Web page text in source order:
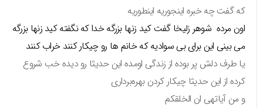
که گفت چه خبره اینجوریه اینطوریه
اون مرده شوهر زلیخا گفت کید زنها بزرگه خدا که نگفته کید زنها بزرگه
می بینی این برای بی سوادیه که خانم ها رو چیکار کنند خراب کنند
یا طرف دلش پر بوده از زندگی اومده این حدیثا رو دیده خب شروع
کرده از این حدیثا چیکار کردن بهره‌برداری
و من آیاتهی ان الخلقکم